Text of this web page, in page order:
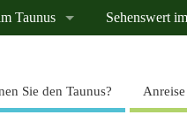
Taunus Sehenswert
Sie den Taunus?